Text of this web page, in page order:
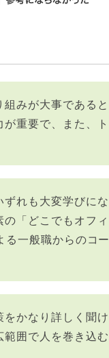
みが大事であると
重要で、また、ト
れも大変学びにな
「どこでもオフィ
る一般職からのコー
かなり詳しく聞け
囲で人を巻き込む